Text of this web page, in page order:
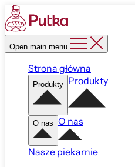
Open main menu
Strona główna
Produkty Produkty
O nas O nas
Nasze piekarnie